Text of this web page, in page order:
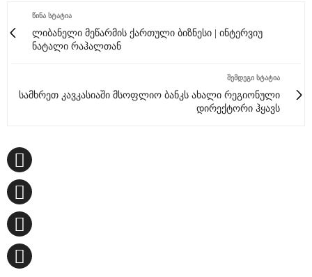
ᲬᲘᲜᲐ ᲡᲢᲐᲢᲘᲐ
ლიბანელი მეწარმის ქართული ბიზნესი | ინტერვიუ
ნატალი რაჰალთან
ᲨᲔᲛᲓᲔᲒᲘ ᲡᲢᲐᲢᲘᲐ
სამხრეთ კავკასიაში მსოფლიო ბანკს ახალი რეგიონული
დირექტორი ჰყავს